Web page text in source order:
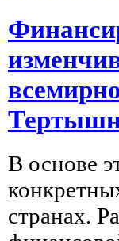
В основе
странах.